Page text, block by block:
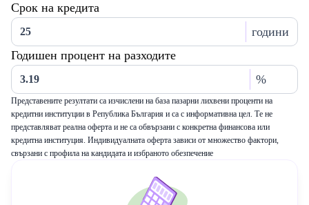
Срок на кредита
години
Годишен процент на разходите
%
Представените резултати са изчислени на база пазарни лихвени проценти на
кредитни институции в Република България и са с информативна цел. Те не
представляват реална оферта и не са обвързани с конкретна финансова или
кредитна институция. Индивидуалната оферта зависи от множество фактори,
свързани с профила на кандидата и избраното обезпечение